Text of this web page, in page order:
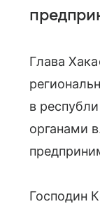
Глава
в
органами
Господин